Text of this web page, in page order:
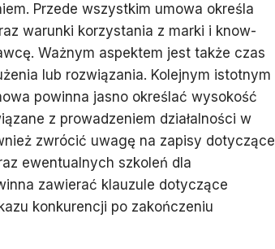
Przede wszystkim umowa określa
warunki korzystania z marki i know-
Ważnym aspektem jest także czas
lub rozwiązania. Kolejnym istotnym
powinna jasno określać wysokość
z prowadzeniem działalności w
zwrócić uwagę na zapisy dotyczące
ewentualnych szkoleń dla
zawierać klauzule dotyczące
konkurencji po zakończeniu